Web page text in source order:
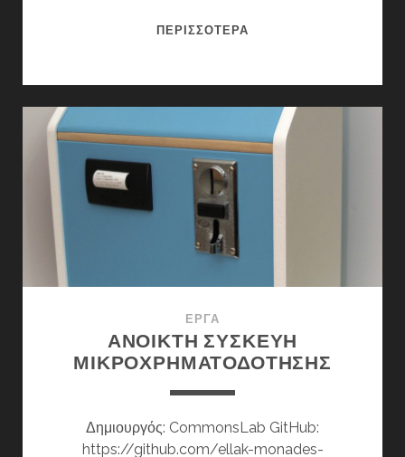
ΠΕΡΙΣΣΌΤΕΡΑ
ΠΌΛΗ
ΈΡΓΑ
ΑΝΟΙΚΤΉ ΣΥΣΚΕΥΉ
ΜΙΚΡΟΧΡΗΜΑΤΟΔΌΤΗΣΗΣ
Δημιουργός: CommonsLab GitHub:
https://github.com/ellak-monades-